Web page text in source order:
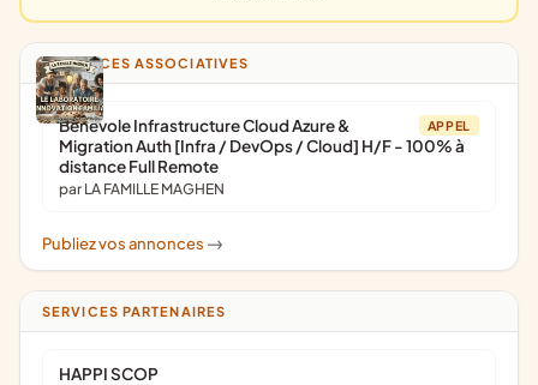
ANNONCES ASSOCIATIVES
APPEL
Bénévole Infrastructure Cloud Azure &
Migration Auth [Infra / DevOps / Cloud] H/F - 100% à
distance Full Remote
par LA FAMILLE MAGHEN
Publiez vos annonces ->
SERVICES PARTENAIRES
HAPPI SCOP